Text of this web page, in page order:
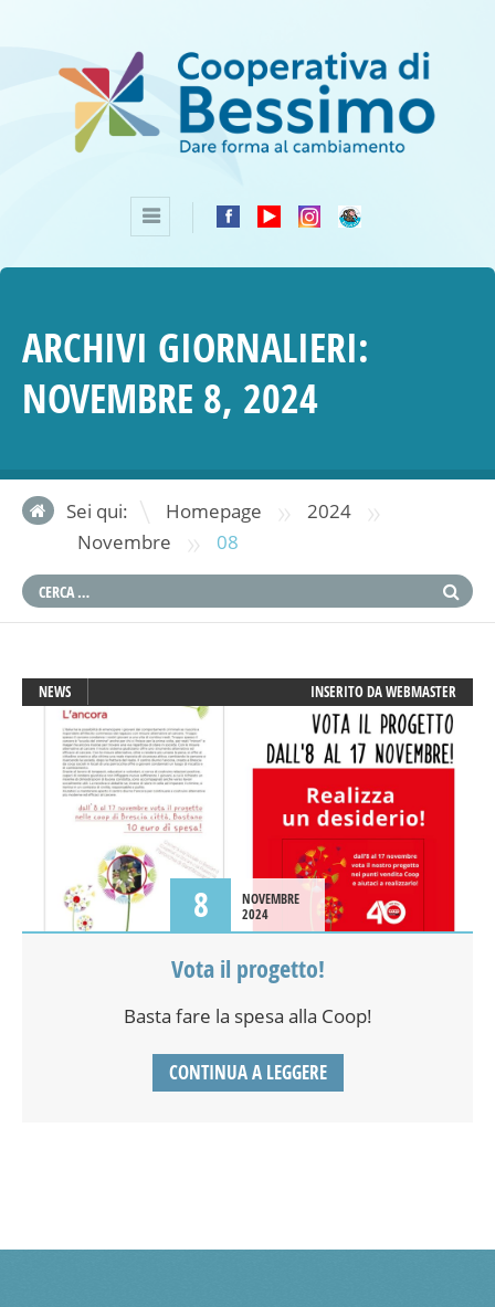
ARCHIVI GIORNALIERI:
NOVEMBRE 8, 2024
Sei qui: Homepage » 2024 »
Novembre » 08
NEWS INSERITO DAWEBMASTER
8
NOVEMBRE
2024
Vota il progetto!
Basta fare la spesa alla Coop!
CONTINUA A LEGGERE